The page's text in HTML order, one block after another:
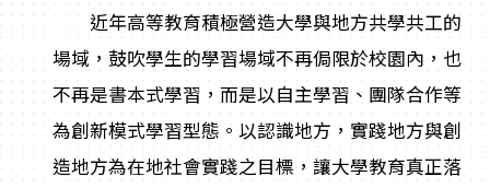
近年高等教育積極營造大學與地方共學共工的
場域，鼓吹學生的學習場域不再侷限於校園內，也
不再是書本式學習，而是以自主學習、團隊合作等
為創新模式學習型態。以認識地方，實踐地方與創
造地方為在地社會實踐之目標，讓大學教育真正落